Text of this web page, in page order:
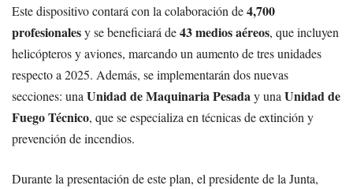
Este dispositivo contará con la colaboración de4,700
profesionalesy se beneficiará de43 medios aéreos, que incluyen
helicópteros y aviones, marcando un aumento de tres unidades
respecto a 2025. Además, se implementarán dos nuevas
secciones: una Unidad de Maquinaria Pesaday una Unidad de
Fuego Técnico, que se especializa en técnicas de extinción y
prevención de incendios.
Durante la presentación de este plan, el presidente de la Junta,